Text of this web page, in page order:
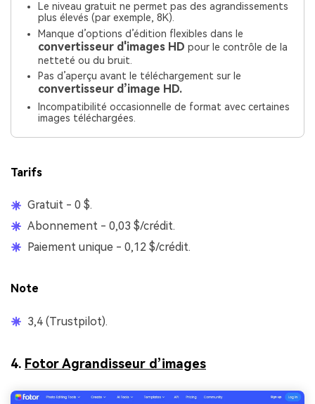
Le niveau gratuit ne permet pas des agrandissements
plus élevés (par exemple, 8K).
Manque d’options d’édition flexibles dans le
convertisseur d'images HD pour le contrôle de la
netteté ou du bruit.
Pas d’aperçu avant le téléchargement sur le
convertisseur d’image HD.
Incompatibilité occasionnelle de format avec certaines
images téléchargées.
Tarifs
Gratuit - 0 $.
Abonnement - 0,03 $/crédit.
Paiement unique - 0,12 $/crédit.
Note
3,4 (Trustpilot).
4. Fotor Agrandisseur d’images